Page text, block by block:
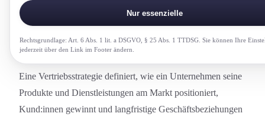
Nur essenzielle
Rechtsgrundlage: Art. 6 Abs. 1 lit. a DSGVO, § 25 Abs. 1 TTDSG. Sie können Ihre
jederzeit über den Link im Footer ändern.
Marktbearbeitung, Kundengewinnung und
Umsatzsteigerung.
Eine Vertriebsstrategie definiert, wie ein Unternehmen seine
Produkte und Dienstleistung­en am Markt position­iert,
Kund:innen gewinnt und langfristige Geschäftsbeziehung­en